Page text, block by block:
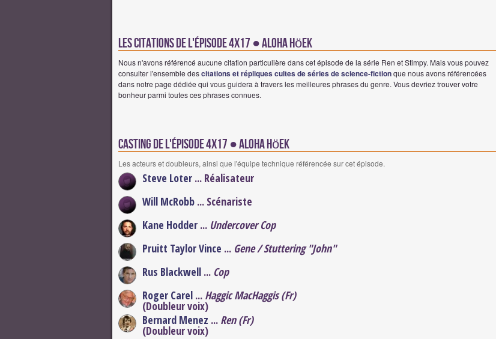
Les citations de l'épisode 4x17 ● Aloha Höek
Nous n'avons référencé aucune citation particulière dans cet épisode de la série Ren et Stimpy. Mais vous pouvez
consulter l'ensemble descitations et répliques cultes de séries de science-fictionque nous avons référencées
dans notre page dédiée qui vous guidera à travers les meilleures phrases du genre. Vous devriez trouver votre
bonheur parmi toutes ces phrases connues.
Casting de l'épisode 4x17 ● Aloha Höek
Les acteurs et doubleurs, ainsi que l'équipe technique référencée sur cet épisode.
Steve Loter ... Réalisateur
Will McRobb ... Scénariste
Kane Hodder ... Undercover Cop
Pruitt Taylor Vince ... Gene / Stuttering "John"
Rus Blackwell ... Cop
Roger Carel ... Haggic MacHaggis (Fr)
(Doubleur voix)
Bernard Menez ... Ren (Fr)
(Doubleur voix)